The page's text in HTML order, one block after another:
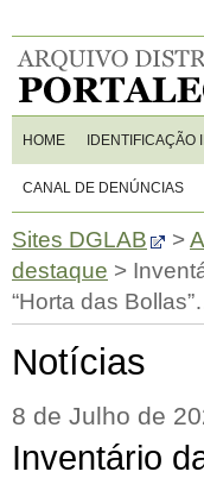
HOME IDENTIFICAÇÃO
CANAL DE DENÚNCIAS
Sites DGLAB >
destaque >
“Horta das
Notícias
8 de Julho de
Inventário